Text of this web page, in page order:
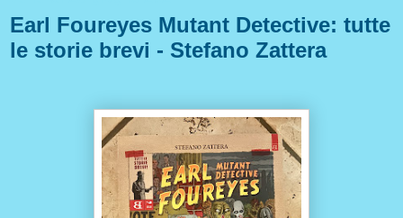
Earl Foureyes Mutant Detective: tutte
le storie brevi - Stefano Zattera